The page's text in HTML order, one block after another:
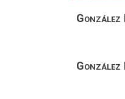
González
González